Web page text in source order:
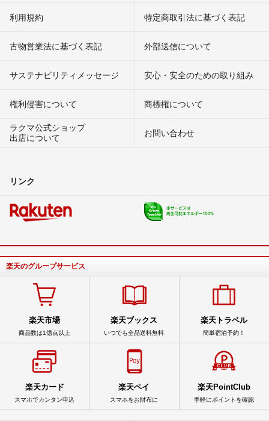
利用規約 特定商取引法に基づく表記
古物営業法に基づく表記 外部送信について
サステナビリティメッセージ 安心・安全のための取り組み
権利侵害について
商標権について
ラクマ公式ショップ
出店について
お問い合わせ
リンク
楽天のグループサービス
楽天市場
商品数は1億点以上
楽天ブックス
いつでも全品送料無料
楽天トラベル
簡単宿泊予約！
楽天カード
スマホでカンタン申込
楽天ペイ
スマホをお財布に
楽天PointClub
手軽にポイントを確認